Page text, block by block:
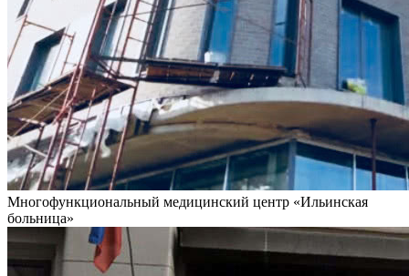
Многофункциональный медицинский центр «Ильинская
больница»